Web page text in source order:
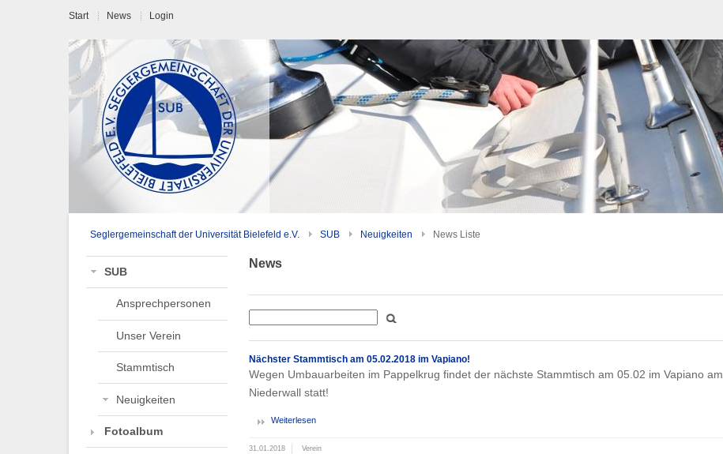
Start News Login
Seglergemeinschaft der Universität Bielefeld e.V. SUB Neuigkeiten News Liste
SUB
Ansprechpersonen
Unser Verein
Stammtisch
Neuigkeiten
Fotoalbum
News
Nächster Stammtisch am 05.02.2018 im Vapiano!
Wegen Umbauarbeiten im Pappelkrug findet der nächste Stammtisch am 05.02 im Vapiano am
Niederwall statt!
Weiterlesen
31.01.2018 Verein